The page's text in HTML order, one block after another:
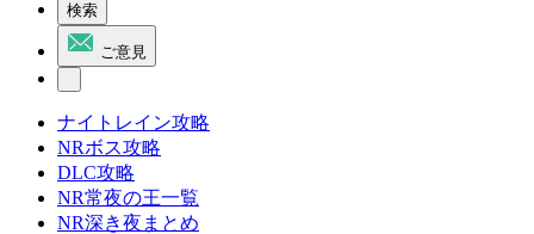
検索
ご意見
ナイトレイン攻略
NRボス攻略
DLC攻略
NR常夜の王一覧
NR深き夜まとめ